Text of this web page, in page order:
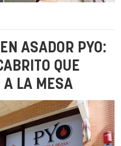
ASADOR PYO:
QUE
A LA MESA